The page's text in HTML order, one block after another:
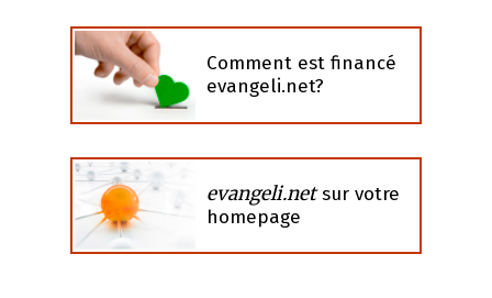
Comment est financé
evangeli.net?
evangeli.netsur votre
homepage